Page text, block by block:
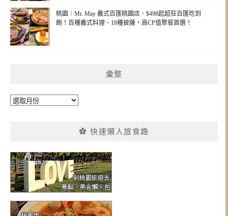
桃園｜Mr. May 義式百匯桃園店．$498起超狂百匯吃到
飽！百種義式料理、18種披薩，高CP值聚餐首選！
彙整
彙
✿ 快速懶人旅食趣